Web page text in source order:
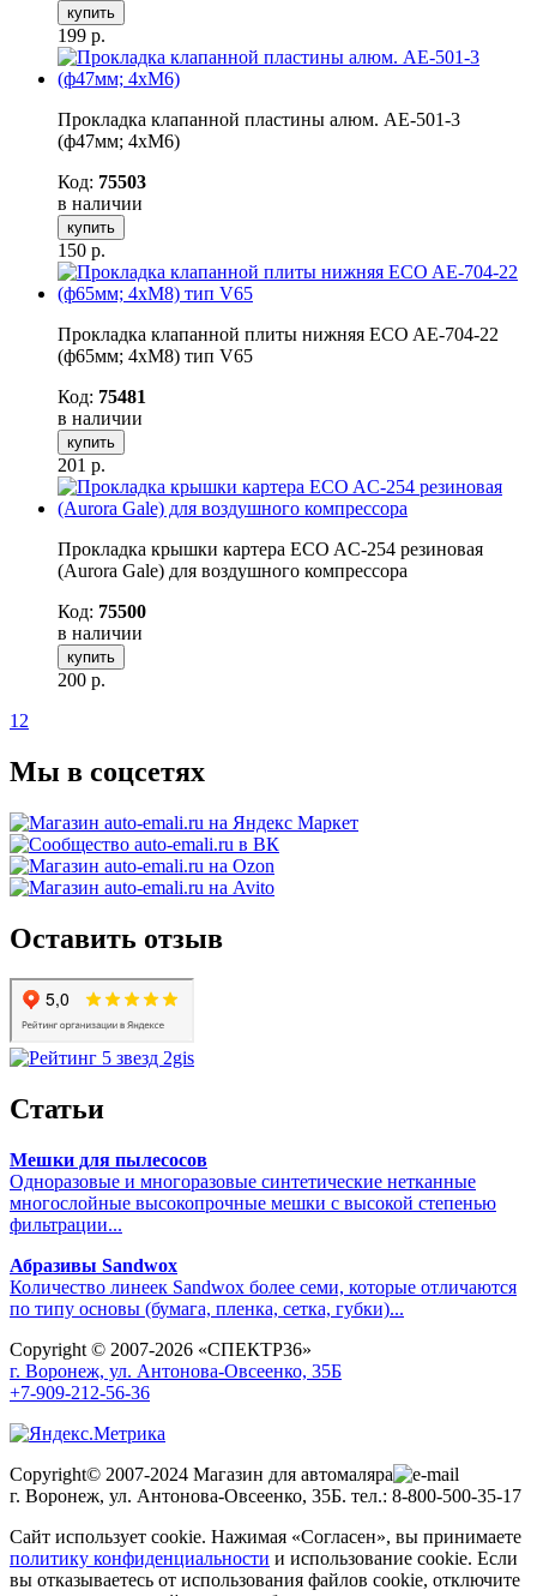
купить
199 р.
Прокладка клапанной пластины алюм. AE-501-3
(ф47мм; 4хМ6)
Код: 75503
в наличии
купить
150 р.
Прокладка клапанной плиты нижняя ECO AE-704-22
(ф65мм; 4хМ8) тип V65
Код: 75481
в наличии
купить
201 р.
Прокладка крышки картера ECO AC-254 резиновая
(Aurora Gale) для воздушного компрессора
Код: 75500
в наличии
купить
200 р.
1 2
Мы в соцсетях
Оставить отзыв
Статьи
Мешки для пылесосов
Одноразовые и многоразовые синтетические нетканные
многослойные высокопрочные мешки с высокой степенью
фильтрации...
Абразивы Sandwox
Количество линеек Sandwox более семи, которые отличаются
по типу основы (бумага, пленка, сетка, губки)...
Copyright © 2007-2026 «СПЕКТР36»
г. Воронеж, ул. Антонова-Овсеенко, 35Б
+7-909-212-56-36
Copyright© 2007-2024 Магазин для автомаляра
г. Воронеж, ул. Антонова-Овсеенко, 35Б. тел.: 8-800-500-35-17
Сайт использует cookie. Нажимая «Согласен», вы принимаете
политику конфиденциальности и использование cookie. Если
вы отказываетесь от использования файлов cookie, отключите